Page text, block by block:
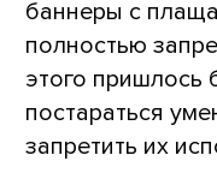
баннеры с
полностью
этого пришлось
постараться
запретить их